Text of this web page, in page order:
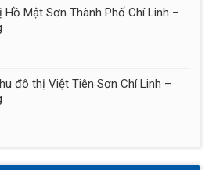
Hồ Mật Sơn Thành Phố Chí Linh –
đô thị Việt Tiên Sơn Chí Linh –